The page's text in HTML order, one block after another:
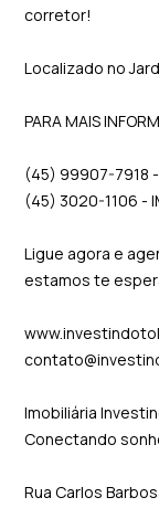
corretor!
Localizado no
PARA MAIS
(45) 99907-7918 -
(45) 3020-1106 -
Ligue agora e
estamos te
Imobiliária
Conectando
Rua Carlos